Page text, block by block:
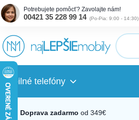
Potrebujete pomôcť? Zavolajte nám!
00421 35 228 99 14 (Po-Pia: 9:00 - 14:30)
Mobilné telefóny
Doprava zadarmo od 349€